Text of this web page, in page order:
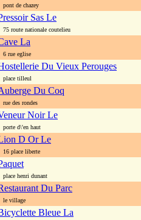
pont de chazey
Sas Le
75 route nationale coutelieu
La
6 rue eglise
Du Vieux Perouges
place tilleul
Du Coq
rue des rondes
Noir Le
porte d\'en haut
D Or Le
16 place liberte
place henri dunant
Du Parc
le village
Bleue La